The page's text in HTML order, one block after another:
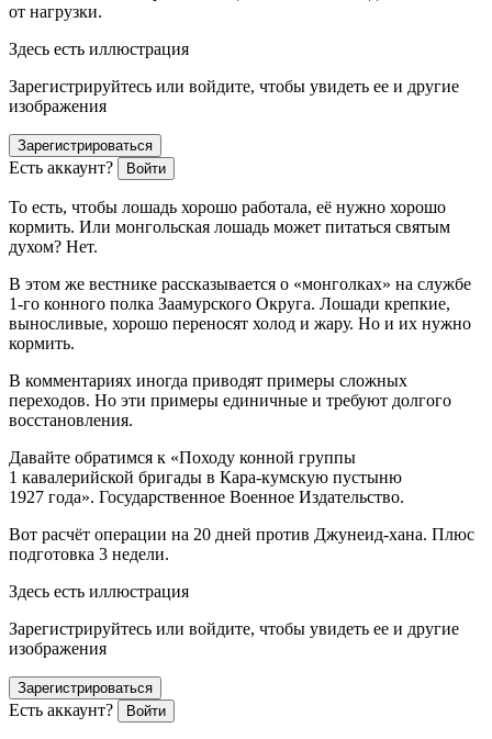
от нагрузки.
Здесь есть иллюстрация
Зарегистрируйтесь или войдите, чтобы увидеть ее и другие
изображения
Зарегистрироваться
Есть аккаунт? Войти
То есть, чтобы лошадь хорошо работала, её нужно хорошо
кормить. Или монгольская лошадь может питаться святым
духом? Нет.
В этом же вестнике рассказывается о «монголках» на службе
1-го конного полка Заамурского Округа. Лошади крепкие,
выносливые, хорошо переносят холод и жару. Но и их нужно
кормить.
В комментариях иногда приводят примеры сложных
переходов. Но эти примеры единичные и требуют долгого
восстановления.
Давайте обратимся к «Походу конной группы
1 кавалерийской бригады в Кара-кумскую пустыню
1927 года». Государственное Военное Издательство.
Вот расчёт операции на 20 дней против Джунеид-хана. Плюс
подготовка 3 недели.
Здесь есть иллюстрация
Зарегистрируйтесь или войдите, чтобы увидеть ее и другие
изображения
Зарегистрироваться
Есть аккаунт? Войти